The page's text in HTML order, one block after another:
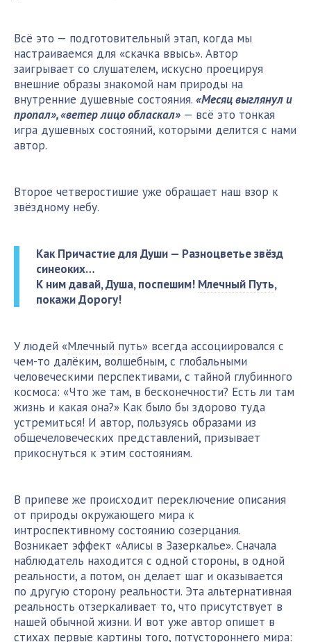
Всё это — подготовительный этап, когда мы
настраиваемся для «скачка ввысь». Автор
заигрывает со слушателем, искусно проецируя
внешние образы знакомой нам природы на
внутренние душевные состояния. «Месяц выглянул и
пропал», «ветер лицо обласкал» — всё это тонкая
игра душевных состояний, которыми делится с нами
автор.
Второе четверостишие уже обращает наш взор к
звёздному небу.
Как Причастие для Души — Разноцветье звёзд
синеоких…
К ним давай, Душа, поспешим! Млечный Путь,
покажи Дорогу!
У людей «Млечный путь» всегда ассоциировался с
чем-то далёким, волшебным, с глобальными
человеческими перспективами, с тайной глубинного
космоса: «Что же там, в бесконечности? Есть ли там
жизнь и какая она?» Как было бы здорово туда
устремиться! И автор, пользуясь образами из
общечеловеческих представлений, призывает
прикоснуться к этим состояниям.
В припеве же происходит переключение описания
от природы окружающего мира к
интроспективному состоянию созерцания.
Возникает эффект «Алисы в Зазеркалье». Сначала
наблюдатель находится с одной стороны, в одной
реальности, а потом, он делает шаг и оказывается
по другую сторону реальности. Эта альтернативная
реальность отзеркаливает то, что присутствует в
нашей обычной жизни. И вот уже автор опишет в
стихах первые картины того, потустороннего мира: